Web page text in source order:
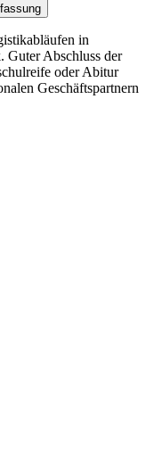
in
Guter Abschluss der
oder Abitur
Geschäftspartnern